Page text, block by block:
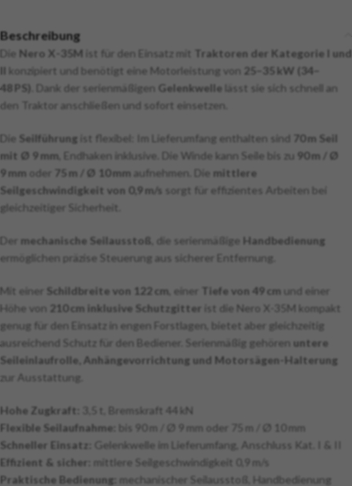
Beschreibung
Die Nero X-35M ist für den Einsatz mit Traktoren der Kategorie I und
II konzipiert und benötigt eine Motorleistung von
25–35 kW (34–
48 PS) . Dank der serienmäßigen Gelenkwelle lässt sie sich schnell an
den Traktor anschließen und sofort einsetzen.
Die Seilführung ist flexibel: Im Lieferumfang enthalten sind 70 m Seil
mit Ø 9 mm , Endhaken inklusive. Die Winde kann Seile bis zu 90 m / Ø
9 mm oder 75 m / Ø 10 mm aufnehmen. Die mittlere
Seilgeschwindigkeit von 0,9 m/s sorgt für effizientes Arbeiten bei
gleichzeitiger Sicherheit.
Der mechanische Seilausstoß , die serienmäßige Handbedienung
ermöglichen präzise Steuerung aus sicherer Entfernung.
Mit einer Schildbreite von 122 cm , einer Tiefe von 49 cm und einer
Höhe von
210 cm inklusive Schutzgitter ist die Nero X-35M kompakt
genug für den Einsatz in engen Forstlagen, bietet aber gleichzeitig
ausreichend Schutz für den Bediener. Serienmäßig gehören untere
Seileinlaufrolle, Anhängevorrichtung und Motorsägen-Halterung
zur Ausstattung.
Hohe Zugkraft:
3,5 t, Bremskraft 44 kN
Flexible Seilaufnahme: bis 90 m / Ø 9 mm oder 75 m / Ø 10 mm
Schneller Einsatz:
Gelenkwelle im Lieferumfang, Anschluss Kat. I & II
Effizient & sicher: mittlere Seilgeschwindigkeit 0,9 m/s
Praktische Bedienung: mechanischer Seilausstoß, Handbedienung